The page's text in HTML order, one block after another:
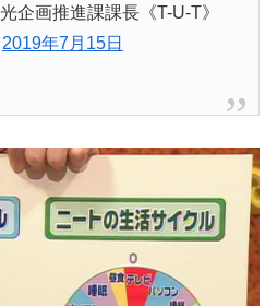
企画推進課課長《T-U-T》
2019年7月15日